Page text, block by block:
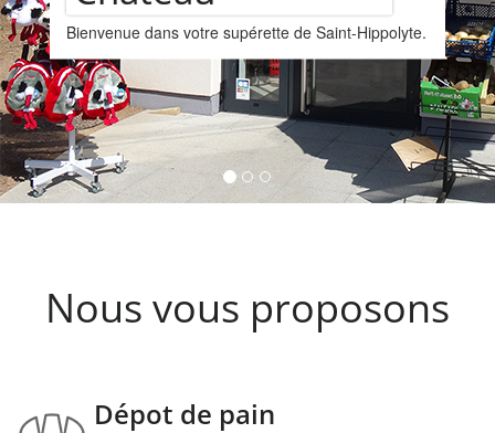
de Saint-Hippolyte.
vins
Nous vous proposons un
provenant de la cave Les
Kintzheim-St-Hippolyte.
Nous vous proposons
Dépot de pain